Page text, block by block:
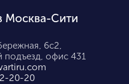
Москва-Сити
6с2,
офис 431
20-20